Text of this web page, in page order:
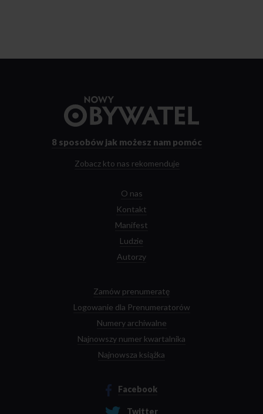
strony
8 sposobów jak możesz nam pomóc
Zobacz kto nas rekomenduje
O nas
Kontakt
Manifest
Ludzie
Autorzy
Zamów prenumeratę
Logowanie dla Prenumeratorów
Numery archiwalne
Najnowszy numer kwartalnika
Najnowsza książka
Facebook
Twitter